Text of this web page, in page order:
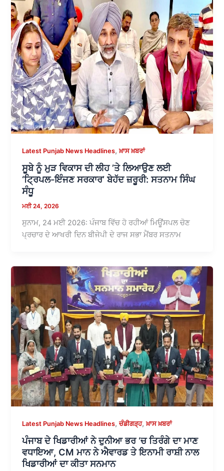
Latest Punjab News Headlines,ਖ਼ਾਸ ਖ਼ਬਰਾਂ
ਸੂਬੇ ਨੂੰ ਮੁੜ ਵਿਕਾਸ ਦੀ ਲੀਹ ’ਤੇ ਲਿਆਉਣ ਲਈ
‘ਟ੍ਰਿਪਲ-ਇੰਜਣ ਸਰਕਾਰ’ ਬੇਹੱਦ ਜ਼ਰੂਰੀ: ਸਤਨਾਮ ਸਿੰਘ
ਸੰਧੂ
ਮਈ 24, 2026
ਸੁਨਾਮ, 24 ਮਈ 2026: ਪੰਜਾਬ ਵਿੱਚ ਹੋ ਰਹੀਆਂ ਮਿਊਂਸਪਲ ਚੋਣ
ਪ੍ਰਚਾਰ ਦੇ ਆਖਰੀ ਦਿਨ ਬੀਜੇਪੀ ਦੇ ਰਾਜ ਸਭਾ ਮੈਂਬਰ ਸਤਨਾਮ
Latest Punjab News Headlines,ਚੰਡੀਗੜ੍ਹ,ਖ਼ਾਸ ਖ਼ਬਰਾਂ
ਪੰਜਾਬ ਦੇ ਖਿਡਾਰੀਆਂ ਨੇ ਦੁਨੀਆ ਭਰ ‘ਚ ਤਿਰੰਗੇ ਦਾ ਮਾਣ
ਵਧਾਇਆ, CM ਮਾਨ ਨੇ ਐਵਾਰਡ ਤੇ ਇਨਾਮੀ ਰਾਸ਼ੀ ਨਾਲ
ਖਿਡਾਰੀਆਂ ਦਾ ਕੀਤਾ ਸਨਮਾਨ